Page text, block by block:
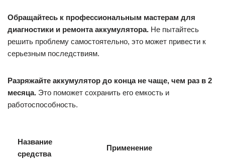
Обращайтесь к профессиональным мастерам для
диагностики и ремонта аккумулятора. Не пытайтесь
решить проблему самостоятельно, это может привести к
серьезным последствиям.
Разряжайте аккумулятор до конца не чаще, чем раз в 2
месяца. Это поможет сохранить его емкость и
работоспособность.
Название
средства
Применение